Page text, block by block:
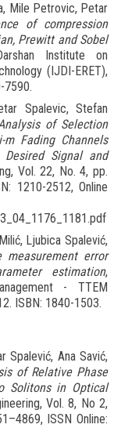
Mile Petrovic, Petar
of compression
Prewitt and Sobel
Institute on
(IJDI-ERET),
7590.
Spalevic, Stefan
of Selection
m Fading Channels
Signal and
Vol. 22, No. 4, pp.
1210-2512, Online
Ljubica Spalević,
measurement error
estimation,
- TTEM
ISBN: 1840-1503.
Spalević, Ana Savić,
of Relative Phase
Solitons in Optical
Vol. 8, No 2,
ISSN Online: